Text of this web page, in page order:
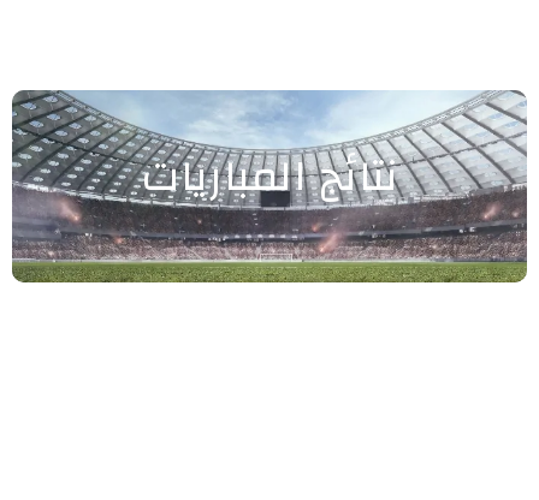
نتائج المباريات